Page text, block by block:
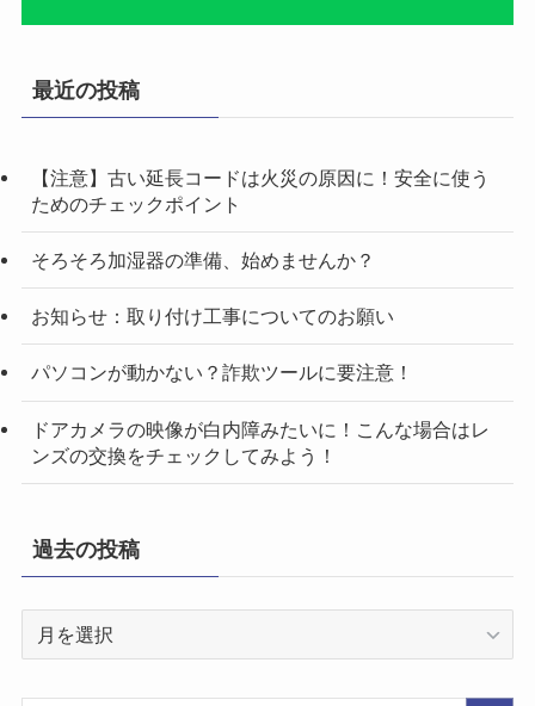
最近の投稿
【注意】古い延長コードは火災の原因に！安全に使う
ためのチェックポイント
そろそろ加湿器の準備、始めませんか？
お知らせ：取り付け工事についてのお願い
パソコンが動かない？詐欺ツールに要注意！
ドアカメラの映像が白内障みたいに！こんな場合はレ
ンズの交換をチェックしてみよう！
過去の投稿